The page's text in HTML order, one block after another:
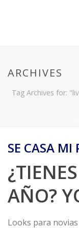
ARCHIVES
Tag Archives for:
SE CASA MI
AÑO?
Looks para